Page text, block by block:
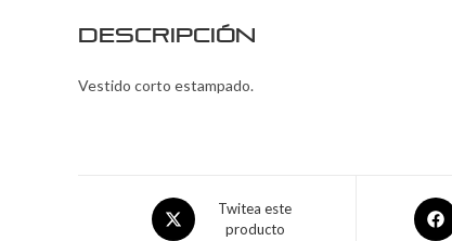
Descripción
Vestido corto estampado.
Twitea este
producto